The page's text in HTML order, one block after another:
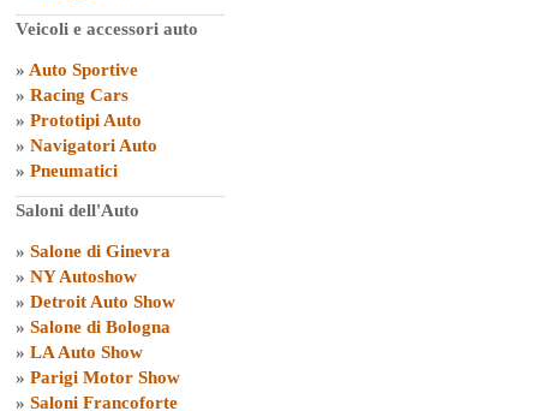
Veicoli e accessori auto
» Auto Sportive
» Racing Cars
» Prototipi Auto
» Navigatori Auto
» Pneumatici
Saloni dell'Auto
» Salone di Ginevra
» NY Autoshow
» Detroit Auto Show
» Salone di Bologna
» LA Auto Show
» Parigi Motor Show
» Saloni Francoforte